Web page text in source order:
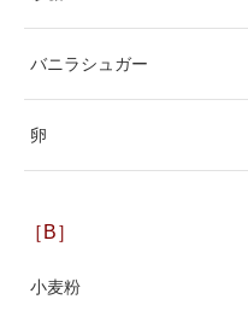
バニラシュガー
卵
［B］
小麦粉